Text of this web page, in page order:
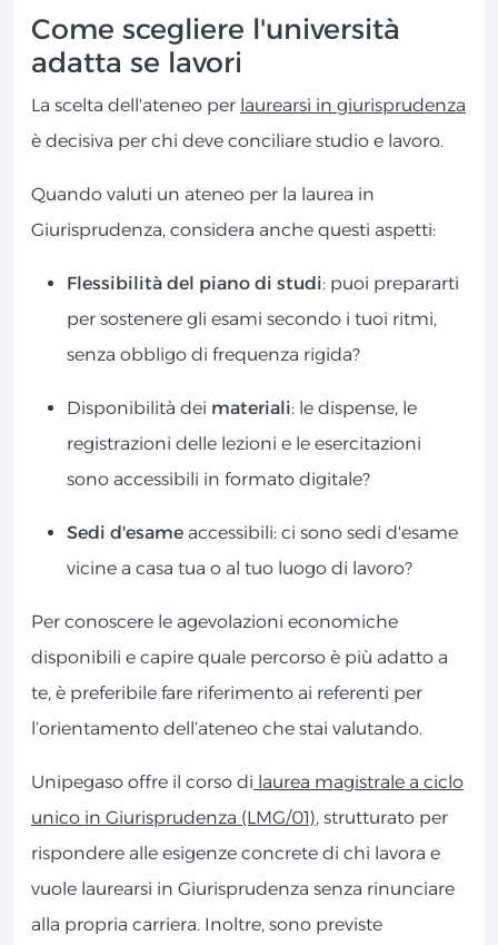
Come scegliere l'università
adatta se lavori
La scelta dell'ateneo per laurearsi in giurisprudenza
è decisiva per chi deve conciliare studio e lavoro.
Quando valuti un ateneo per la laurea in
Giurisprudenza, considera anche questi aspetti:
Flessibilità del piano di studi: puoi prepararti
per sostenere gli esami secondo i tuoi ritmi,
senza obbligo di frequenza rigida?
Disponibilità dei materiali: le dispense, le
registrazioni delle lezioni e le esercitazioni
sono accessibili in formato digitale?
Sedi d'esame accessibili: ci sono sedi d'esame
vicine a casa tua o al tuo luogo di lavoro?
Per conoscere le agevolazioni economiche
disponibili e capire quale percorso è più adatto a
te, è preferibile fare riferimento ai referenti per
l’orientamento dell’ateneo che stai valutando.
Unipegaso offre il corso di laurea magistrale a ciclo
unico in Giurisprudenza (LMG/01), strutturato per
rispondere alle esigenze concrete di chi lavora e
vuole laurearsi in Giurisprudenza senza rinunciare
alla propria carriera. Inoltre, sono previste